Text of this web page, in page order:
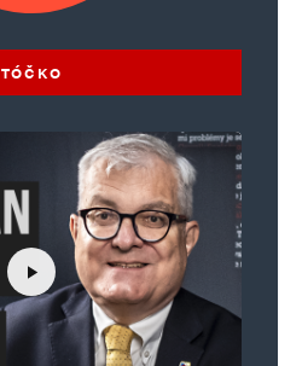
TÓČKO